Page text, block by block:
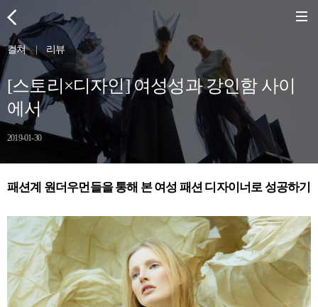
컬쳐 | 리뷰
[스토리×디자인] 여성성과 강인함 사이
에서
2019-01-30
패션계 원더우먼들을 통해 본 여성 패션 디자이너로 성공하기